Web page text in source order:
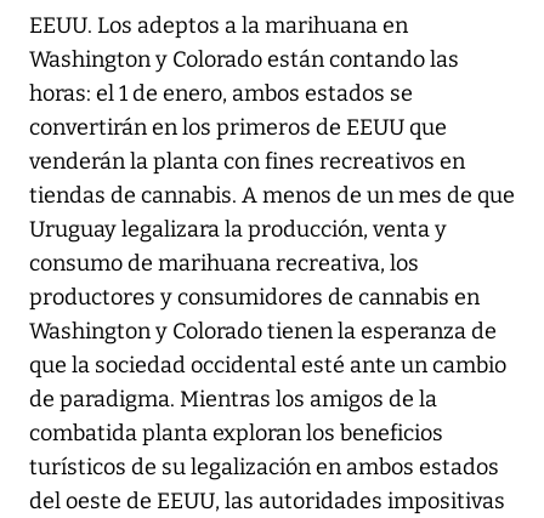
EEUU. Los adeptos a la marihuana en
Washington y Colorado están contando las
horas: el 1 de enero, ambos estados se
convertirán en los primeros de EEUU que
venderán la planta con fines recreativos en
tiendas de cannabis. A menos de un mes de que
Uruguay legalizara la producción, venta y
consumo de marihuana recreativa, los
productores y consumidores de cannabis en
Washington y Colorado tienen la esperanza de
que la sociedad occidental esté ante un cambio
de paradigma. Mientras los amigos de la
combatida planta exploran los beneficios
turísticos de su legalización en ambos estados
del oeste de EEUU, las autoridades impositivas